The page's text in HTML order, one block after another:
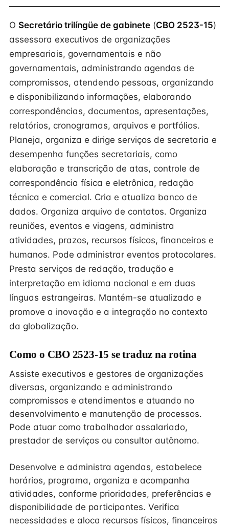
O Secretário trilíngüe de gabinete (CBO 2523-15)
assessora executivos de organizações
empresariais, governamentais e não
governamentais, administrando agendas de
compromissos, atendendo pessoas, organizando
e disponibilizando informações, elaborando
correspondências, documentos, apresentações,
relatórios, cronogramas, arquivos e portfólios.
Planeja, organiza e dirige serviços de secretaria e
desempenha funções secretariais, como
elaboração e transcrição de atas, controle de
correspondência física e eletrônica, redação
técnica e comercial. Cria e atualiza banco de
dados. Organiza arquivo de contatos. Organiza
reuniões, eventos e viagens, administra
atividades, prazos, recursos físicos, financeiros e
humanos. Pode administrar eventos protocolares.
Presta serviços de redação, tradução e
interpretação em idioma nacional e em duas
línguas estrangeiras. Mantém-se atualizado e
promove a inovação e a integração no contexto
da globalização.
Como o CBO 2523-15 se traduz na rotina
Assiste executivos e gestores de organizações
diversas, organizando e administrando
compromissos e atendimentos e atuando no
desenvolvimento e manutenção de processos.
Pode atuar como trabalhador assalariado,
prestador de serviços ou consultor autônomo.
Desenvolve e administra agendas, estabelece
horários, programa, organiza e acompanha
atividades, conforme prioridades, preferências e
disponibilidade de participantes. Verifica
necessidades e aloca recursos físicos, financeiros